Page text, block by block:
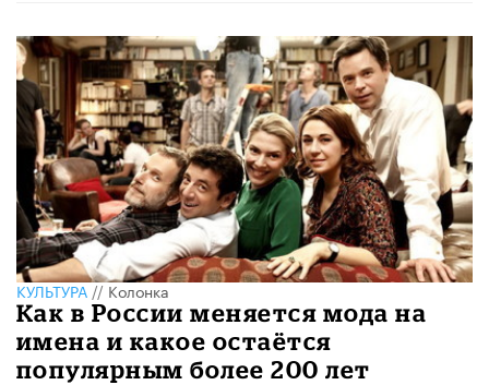
КУЛЬТУРА//Колонка
Как в России меняется мода на
имена и какое остаётся
популярным более 200 лет